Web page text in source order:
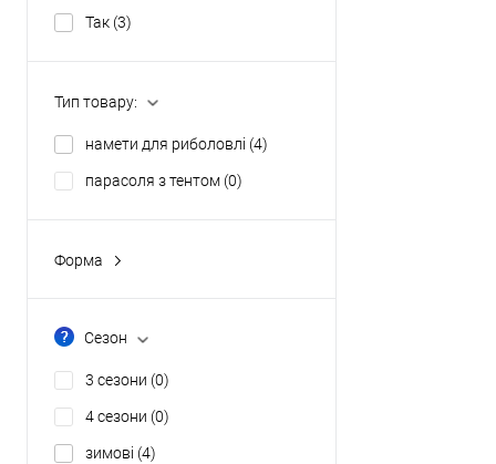
Так (3)
Тип товару:
намети для риболовлі (4)
парасоля з тентом (0)
Форма
Сезон
3 сезони (0)
4 сезони (0)
зимові (4)